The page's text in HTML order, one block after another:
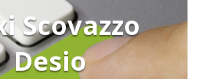
Scovazzo
Desio